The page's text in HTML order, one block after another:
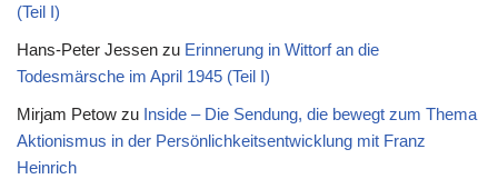
(Teil I)
Hans-Peter Jessen zu Erinnerung in Wittorf an die
Todesmärsche im April 1945 (Teil I)
Mirjam Petow zu Inside – Die Sendung, die bewegt zum Thema
Aktionismus in der Persönlichkeitsentwicklung mit Franz
Heinrich